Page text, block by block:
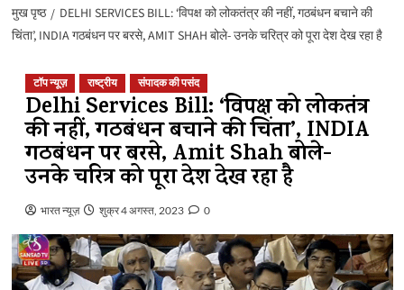
मुख पृष्ठ
DELHI SERVICES BILL: ‘विपक्ष को लोकतंत्र की नहीं, गठबंधन बचाने की
चिंता’, INDIA गठबंधन पर बरसे, AMIT SHAH बोले- उनके चरित्र को पूरा देश देख रहा है
टॉप न्यूज़ राष्ट्रीय संपादक की पसंद
Delhi Services Bill: ‘विपक्ष को लोकतंत्र
की नहीं, गठबंधन बचाने की चिंता’, INDIA
गठबंधन पर बरसे, Amit Shah बोले-
उनके चरित्र को पूरा देश देख रहा है
भारत न्यूज़ शुक्र 4 अगस्त, 2023 0